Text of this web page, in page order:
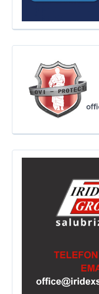
Modernizarea drumului
Biruința, se apropie de
Potrivit documentelor
proiectul este finanțat